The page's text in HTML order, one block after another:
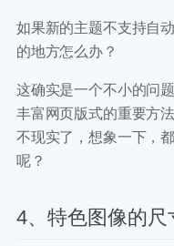
如果新的主题不支持自
的地方怎么办？
这确实是一个不小的问
丰富网页版式的重要方
不现实了，想象一下，
呢？
4、特色图像的